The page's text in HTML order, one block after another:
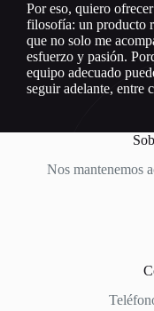
Por eso, quiero
filosofía: un producto
que no solo me
esfuerzo y pasión.
equipo adecuado
seguir adelante, entre
Nos mantenemos